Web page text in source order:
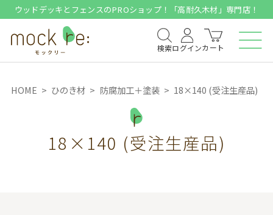
ウッドデッキとフェンスのPROショップ！「高耐久木材」専門店！
検索ログインカート
HOME ひのき材 防腐加工＋塗装 18×140 (受注生産品)
18×140 (受注生産品)